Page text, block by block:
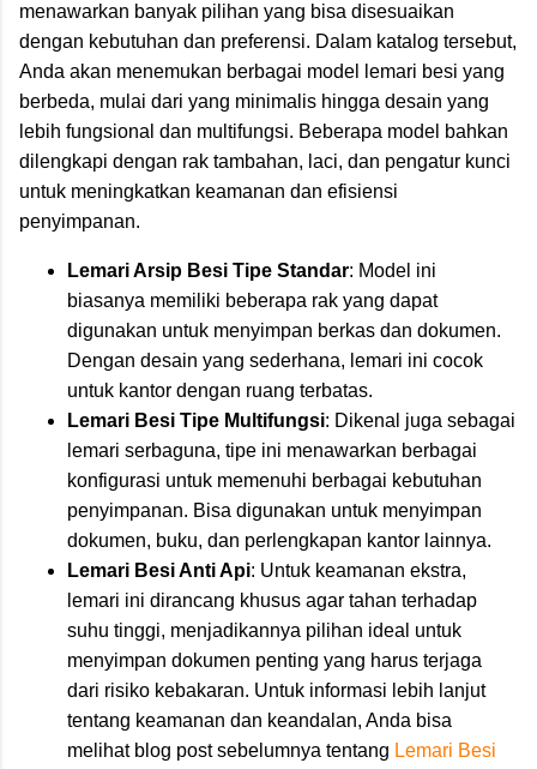
menawarkan banyak pilihan yang bisa disesuaikan
dengan kebutuhan dan preferensi. Dalam katalog tersebut,
Anda akan menemukan berbagai model lemari besi yang
berbeda, mulai dari yang minimalis hingga desain yang
lebih fungsional dan multifungsi. Beberapa model bahkan
dilengkapi dengan rak tambahan, laci, dan pengatur kunci
untuk meningkatkan keamanan dan efisiensi
penyimpanan.
Lemari Arsip Besi Tipe Standar: Model ini
biasanya memiliki beberapa rak yang dapat
digunakan untuk menyimpan berkas dan dokumen.
Dengan desain yang sederhana, lemari ini cocok
untuk kantor dengan ruang terbatas.
Lemari Besi Tipe Multifungsi: Dikenal juga sebagai
lemari serbaguna, tipe ini menawarkan berbagai
konfigurasi untuk memenuhi berbagai kebutuhan
penyimpanan. Bisa digunakan untuk menyimpan
dokumen, buku, dan perlengkapan kantor lainnya.
Lemari Besi Anti Api: Untuk keamanan ekstra,
lemari ini dirancang khusus agar tahan terhadap
suhu tinggi, menjadikannya pilihan ideal untuk
menyimpan dokumen penting yang harus terjaga
dari risiko kebakaran. Untuk informasi lebih lanjut
tentang keamanan dan keandalan, Anda bisa
melihat blog post sebelumnya tentang Lemari Besi